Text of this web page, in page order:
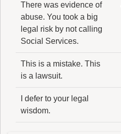
There was evidence of
abuse. You took a big
legal risk by not calling
Social Services.
This is a mistake. This
is a lawsuit.
I defer to your legal
wisdom.